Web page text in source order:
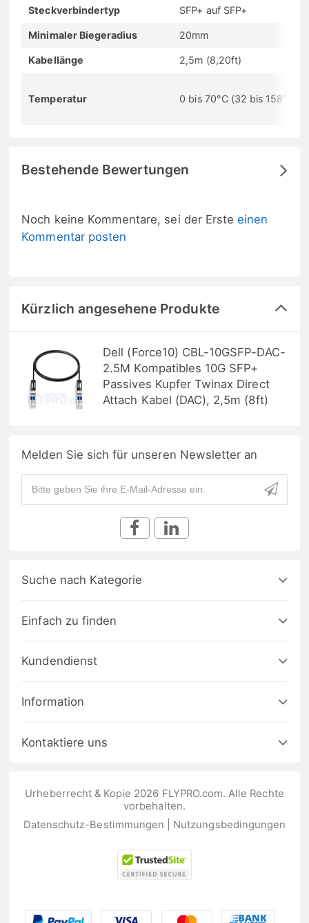
Steckverbindertyp SFP+ auf SFP+
Minimaler Biegeradius 20mm
Kabellänge 2,5m (8,20ft)
Temperatur 0 bis 70°C (32 bis 158°F)
Bestehende Bewertungen
Noch keine Kommentare, sei der Ersteeinen
Kommentar posten
Kürzlich angesehene Produkte
Dell (Force10) CBL-10GSFP-DAC-
2.5M Kompatibles 10G SFP+
Passives Kupfer Twinax Direct
Attach Kabel (DAC), 2,5m (8ft)
Melden Sie sich für unseren Newsletter an
Suche nach Kategorie
Einfach zu finden
Kundendienst
Information
Kontaktiere uns
Urheberrecht & Kopie 2026 FLYPRO.com. Alle Rechte
vorbehalten.
Datenschutz-Bestimmungen
Nutzungsbedingungen